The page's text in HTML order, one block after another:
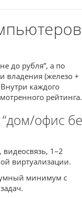
до рубля”, а по
владения (железо +
каждого
рейтинга.
офис
1–2
виртуализации.
минимум с